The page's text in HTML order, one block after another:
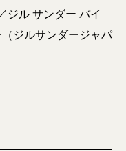
ジル サンダー バイ
ジルサンダージャパ